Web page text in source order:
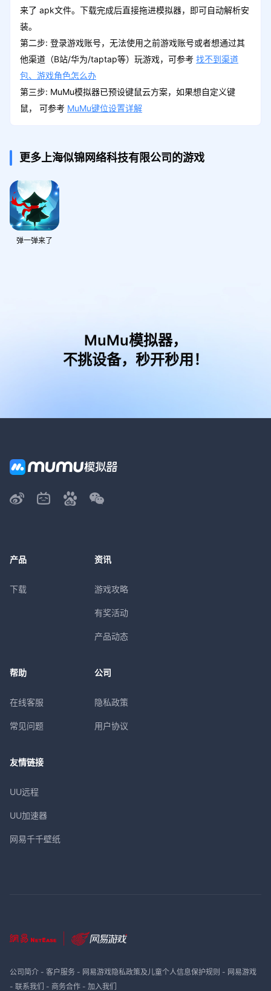
来了 apk文件。下载完成后直接拖进模拟器，即可自动解析安
装。
第二步: 登录游戏账号，无法使用之前游戏账号或者想通过其
他渠道（B站/华为/taptap等）玩游戏，可参考 找不到渠道
包、游戏角色怎么办
第三步: MuMu模拟器已预设键鼠云方案，如果想自定义键
鼠， 可参考 MuMu键位设置详解
更多上海似锦网络科技有限公司的游戏
弹一弹来了
MuMu模拟器，
不挑设备，秒开秒用！
产品
下载
资讯
游戏攻略
有奖活动
产品动态
帮助
在线客服
常见问题
公司
隐私政策
用户协议
友情链接
UU远程
UU加速器
网易千千壁纸
公司简介- 客户服务- 网易游戏隐私政策及儿童个人信息保护规则 - 网易游戏
- 联系我们 - 商务合作- 加入我们